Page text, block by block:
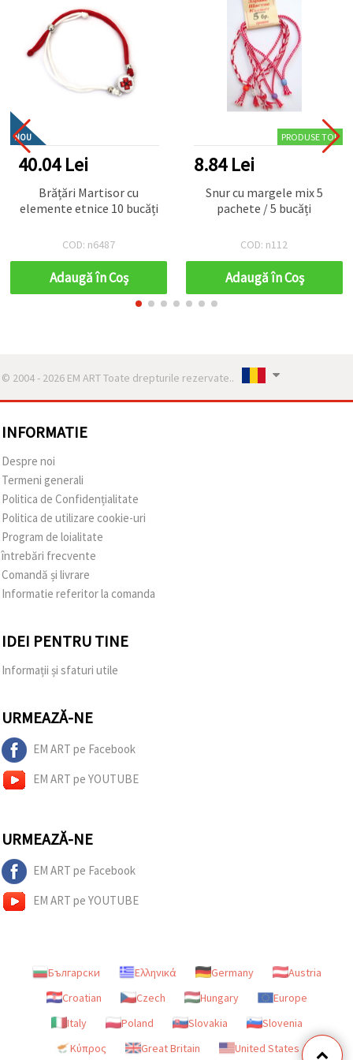
NOU
40.04 Lei
Brățări Martisor cu
elemente etnice 10 bucăți
COD: n6487
Adaugă în Coş
PRODUSE TOP
8.84 Lei
Snur cu margele mix 5
pachete / 5 bucăți
COD: n112
Adaugă în Coş
© 2004 - 2026 EM ART Toate drepturile rezervate..
INFORMATIE
Despre noi
Termeni generali
Politica de Confidențialitate
Politica de utilizare cookie-uri
Program de loialitate
întrebări frecvente
Comandă și livrare
Informatie referitor la comanda
IDEI PENTRU TINE
Informații și sfaturi utile
URMEAZĂ-NE
EM ART pe Facebook
EM ART pe YOUTUBE
URMEAZĂ-NE
EM ART pe Facebook
EM ART pe YOUTUBE
Български Ελληνικά Germany
Austria
Croatian
Czech Hungary
Europe
Italy
Poland Slovakia
Slovenia
Κύπρος
Great Britain United States